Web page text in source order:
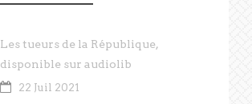
Les tueurs de la République,
disponible sur audiolib
22 Juil 2021